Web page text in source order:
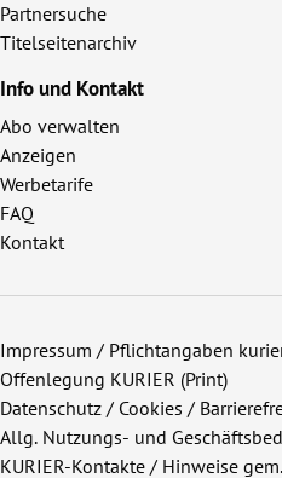
Partnersuche
Titelseitenarchiv
Info und Kontakt
Abo verwalten
Anzeigen
Werbetarife
FAQ
Kontakt
Impressum / Pflichtangaben
Offenlegung KURIER (Print)
Datenschutz / Cookies /
Allg. Nutzungs- und
KURIER-Kontakte / Hinweise